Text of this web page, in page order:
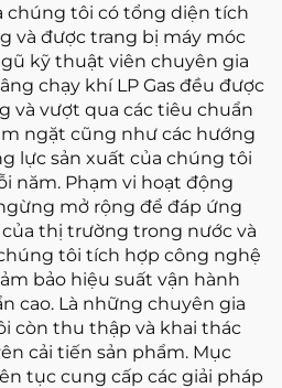
chúng tôi có tổng diện tích
và được trang bị máy móc
kỹ thuật viên chuyên gia
chạy khí LP Gas đều được
và vượt qua các tiêu chuẩn
ngặt cũng như các hướng
lực sản xuất của chúng tôi
năm. Phạm vi hoạt động
mở rộng để đáp ứng
thị trường trong nước và
tôi tích hợp công nghệ
bảo hiệu suất vận hành
cao. Là những chuyên gia
còn thu thập và khai thác
cải tiến sản phẩm. Mục
tục cung cấp các giải pháp